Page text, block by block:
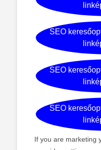
SEO
SEO
SEO
If you are marketing